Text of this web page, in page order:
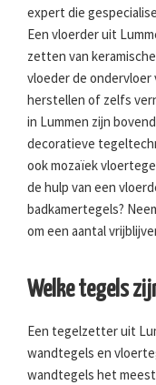
expert die
Een vloerder uit
zetten van
vloeder de
herstellen of zelfs
in Lummen zijn
decoratieve
ook mozaïek
de hulp van een
badkamertegels?
om een aantal
Welke tegels
Een tegelzetter uit
wandtegels en
wandtegels het